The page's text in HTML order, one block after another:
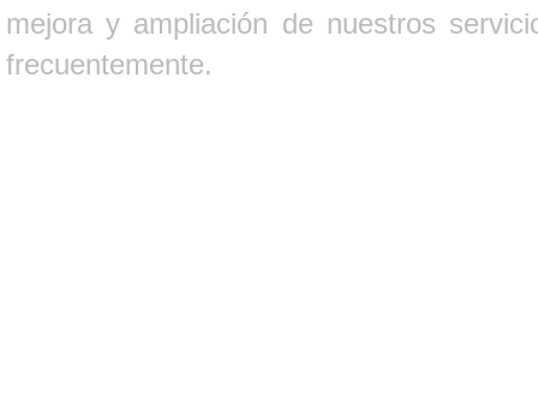
mejora y ampliación de nuestros
frecuentemente.